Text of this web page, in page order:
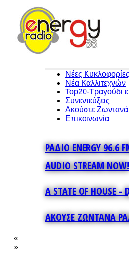
Νέες Κυκλοφορίες
Νέα Καλλιτεχνών
Top20-Τραγούδι
Συνεντεύξεις
Ακούστε Ζωντανά
Επικοινωνία
ΡΑΔΙΟ ENERGY 96.6
AUDIO STREAM NOW!
A STATE OF HOUSE -
ΑΚΟΥΣΕ ΖΩΝΤΑΝΑ
«
»